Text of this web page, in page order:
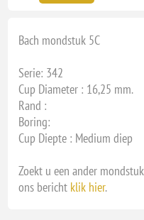
Bach mondstuk 5C
Serie: 342
Cup Diameter : 16,25 mm.
Rand :
Boring:
Cup Diepte : Medium diep
Zoekt u een ander
ons bericht klik hier.